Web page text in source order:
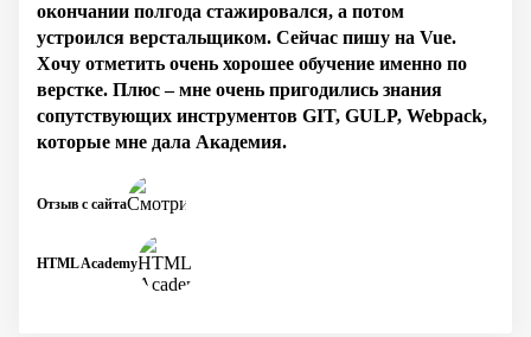
окончании полгода стажировался, а потом
устроился верстальщиком. Сейчас пишу на Vue.
Хочу отметить очень хорошее обучение именно по
верстке. Плюс – мне очень пригодились знания
сопутствующих инструментов GIT, GULP, Webpack,
которые мне дала Академия.
HTML Academy
Отзыв с сайта